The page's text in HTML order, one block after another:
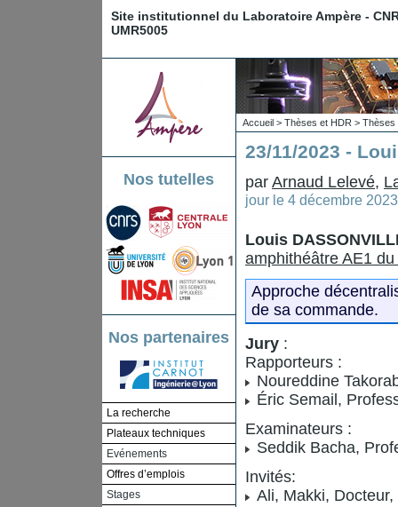
Site institutionnel du Laboratoire Ampère -
UMR5005
Nos tutelles
Nos partenaires
La recherche
Plateaux techniques
Evénements
Offres d’emplois
Stages
Accueil > Thèses et HDR > Thèses
23/11/2023 -
par Arnaud Lelevé,
jour le 4 décembre
Louis
amphithéâtre AE1
Approche
de sa commande.
Jury :
Rapporteurs :
Noureddine
Éric Semail,
Examinateurs :
Seddik Bacha,
Invités:
Ali, Makki, Docteur,